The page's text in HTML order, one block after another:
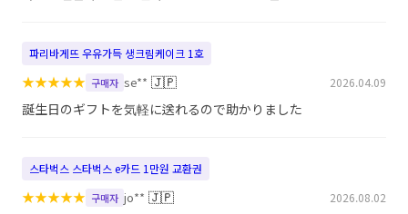
파리바게뜨 우유가득 생크림케이크 1호
★★★★★ 구매자 se** 🇯🇵 2026.04.09
誕生日のギフトを気軽に送れるので助かりました
스타벅스 스타벅스 e카드 1만원 교환권
★★★★★ 구매자 jo** 🇯🇵 2026.08.02